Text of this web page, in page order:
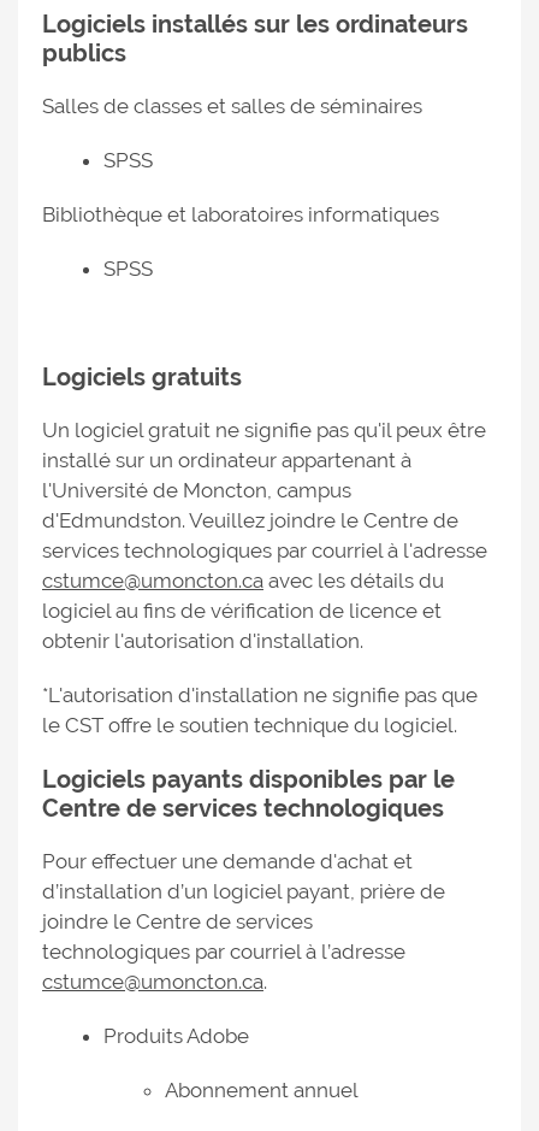
Logiciels installés sur les ordinateurs
publics
Salles de classes et salles de séminaires
SPSS
Bibliothèque et laboratoires informatiques
SPSS
Logiciels gratuits
Un logiciel gratuit ne signifie pas qu'il peux être
installé sur un ordinateur appartenant à
l'Université de Moncton, campus
d'Edmundston. Veuillez joindre le Centre de
services technologiques par courriel à l'adresse
cstumce@umoncton.ca avec les détails du
logiciel au fins de vérification de licence et
obtenir l'autorisation d'installation.
*L'autorisation d'installation ne signifie pas que
le CST offre le soutien technique du logiciel.
Logiciels payants disponibles par le
Centre de services technologiques
Pour effectuer une demande d'achat et
d’installation d’un logiciel payant, prière de
joindre le Centre de services
technologiques par courriel à l’adresse
cstumce@umoncton.ca.
Produits Adobe
Abonnement annuel